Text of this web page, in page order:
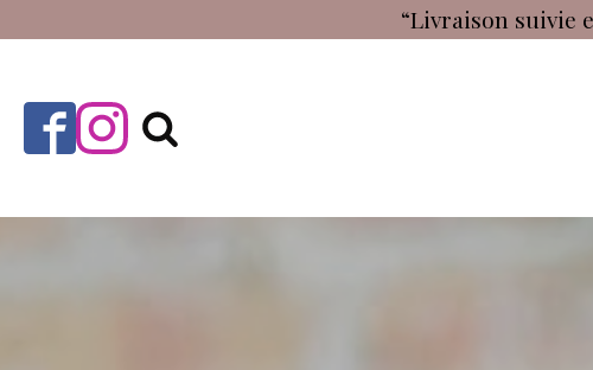
“Livraison suivie